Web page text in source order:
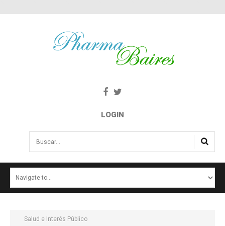
LOGIN
Buscar...
NOTICIAS
Salud e Interés Público